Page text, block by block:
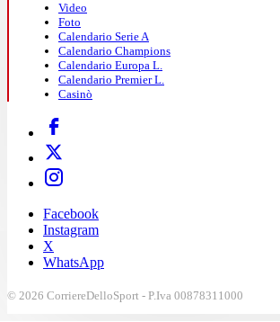
Video
Foto
Calendario Serie A
Calendario Champions
Calendario Europa L.
Calendario Premier L.
Casinò
Facebook
Instagram
X
WhatsApp
© 2026 CorriereDelloSport - P.Iva 00878311000